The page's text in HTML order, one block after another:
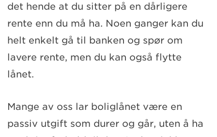
det hende at du sitter på en dårligere
rente enn du må ha. Noen ganger kan du
helt enkelt gå til banken og spør om
lavere rente, men du kan også flytte
lånet.
Mange av oss lar boliglånet være en
passiv utgift som durer og går, uten å ha